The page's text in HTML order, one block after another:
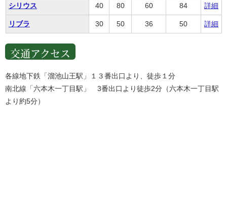
シリウス 40 80 60 84 詳細
リブラ 30 50 36 50 詳細
交通アクセス
各線地下鉄「溜池山王駅」１３番出口より、徒歩１分
南北線「六本木一丁目駅」 3番出口より徒歩2分（六本木一丁目駅
より約5分）